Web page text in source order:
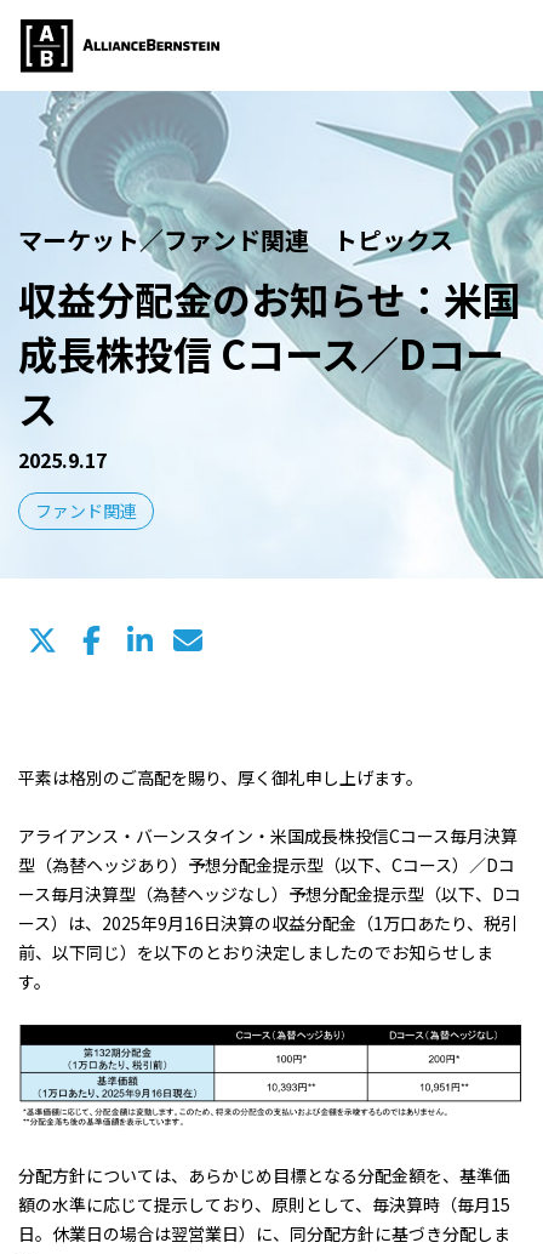
マーケット／ファンド関連 トピックス
収益分配金のお知らせ：米国
成長株投信 Cコース／Dコー
ス
2025.9.17
ファンド関連
平素は格別のご高配を賜り、厚く御礼申し上げます。
アライアンス・バーンスタイン・米国成長株投信Cコース毎月決算
型（為替ヘッジあり）予想分配金提示型（以下、Cコース）／Dコ
ース毎月決算型（為替ヘッジなし）予想分配金提示型（以下、Dコ
ース）は、2025年9月16日決算の収益分配金（1万口あたり、税引
前、以下同じ）を以下のとおり決定しましたのでお知らせしま
す。
分配方針については、あらかじめ目標となる分配金額を、基準価
額の水準に応じて提示しており、原則として、毎決算時（毎月15
日。休業日の場合は翌営業日）に、同分配方針に基づき分配しま